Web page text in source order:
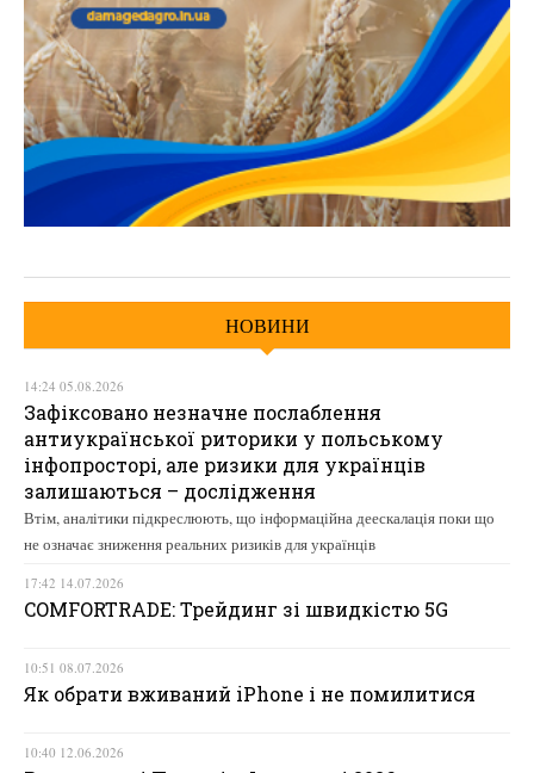
НОВИНИ
14:24 05.08.2026
Зафіксовано незначне послаблення
антиукраїнської риторики у польському
інфопросторі, але ризики для українців
залишаються – дослідження
Втім, аналітики підкреслюють, що інформаційна деескалація поки що
не означає зниження реальних ризиків для українців
17:42 14.07.2026
COMFORTRADE: Трейдинг зі швидкістю 5G
10:51 08.07.2026
Як обрати вживаний iPhone і не помилитися
10:40 12.06.2026